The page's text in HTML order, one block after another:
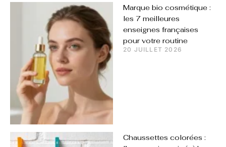
Marque bio cosmétique :
les 7 meilleures
enseignes françaises
pour votre routine
20 JUILLET 2026
Chaussettes colorées :